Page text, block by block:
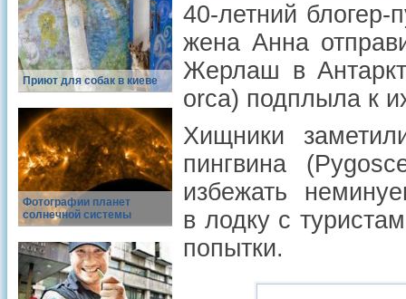
Приют для собак в киеве
Фотографии планет
солнечной системы
40-летний блогер-
жена Анна
Жерлаш в
orca) подплыла к
Хищники
пингвина
избежать
в лодку с
попытки.